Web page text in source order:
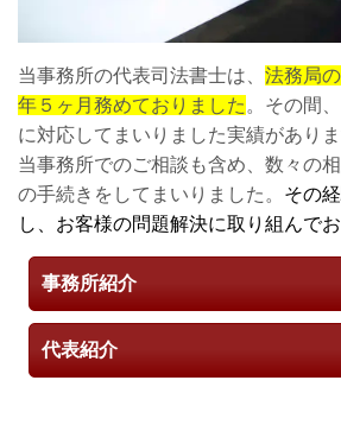
当事務所の代表司法書士は、 法務局
年５ヶ月務めておりました。その間
に対応してまいりました実績がありま
当事務所でのご相談も含め、数々の
の手続きをしてまいりました。 その
し、お客様の問題解決に取り組んでお
事務所紹介
代表紹介